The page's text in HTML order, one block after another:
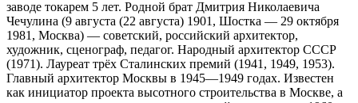
заводе токарем 5 лет. Родной брат Дмитрия Николаевича
Чечулина (9 августа (22 августа) 1901, Шостка — 29 октября
1981, Москва) — советский, российский архитектор,
художник, сценограф, педагог. Народный архитектор СССР
(1971). Лауреат трёх Сталинских премий (1941, 1949, 1953).
Главный архитектор Москвы в 1945—1949 годах. Известен
как инициатор проекта высотного строительства в Москве, а